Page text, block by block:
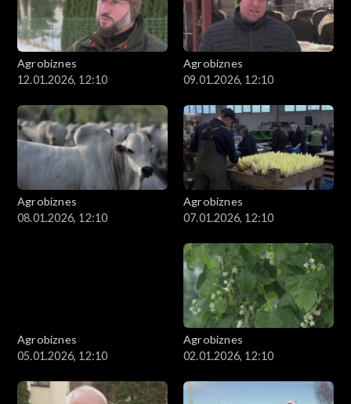
Agrobiznes
12.01.2026, 12:10
Agrobiznes
09.01.2026, 12:10
Agrobiznes
08.01.2026, 12:10
Agrobiznes
07.01.2026, 12:10
Agrobiznes
05.01.2026, 12:10
Agrobiznes
02.01.2026, 12:10